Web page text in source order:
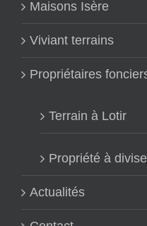
Maisons Isère
Viviant terrains
Propriétaires
Terrain à Lotir
Propriété à
Actualités